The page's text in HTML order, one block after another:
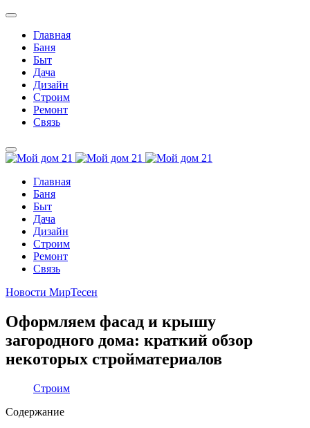
Главная
Баня
Быт
Дача
Дизайн
Строим
Ремонт
Связь
Главная
Баня
Быт
Дача
Дизайн
Строим
Ремонт
Связь
Новости МирТесен
Оформляем фасад и крышу
загородного дома: краткий обзор
некоторых стройматериалов
Строим
Содержание